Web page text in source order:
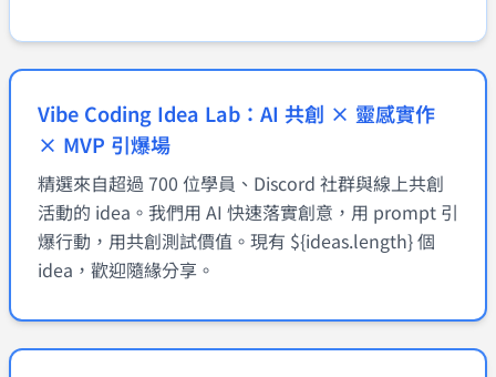
Vibe Coding Idea Lab：AI 共創 × 靈感實作
× MVP 引爆場
精選來自超過 700 位學員、Discord 社群與線上共創
活動的 idea。我們用 AI 快速落實創意，用 prompt 引
爆行動，用共創測試價值。現有 ${ideas.length} 個
idea，歡迎隨緣分享。